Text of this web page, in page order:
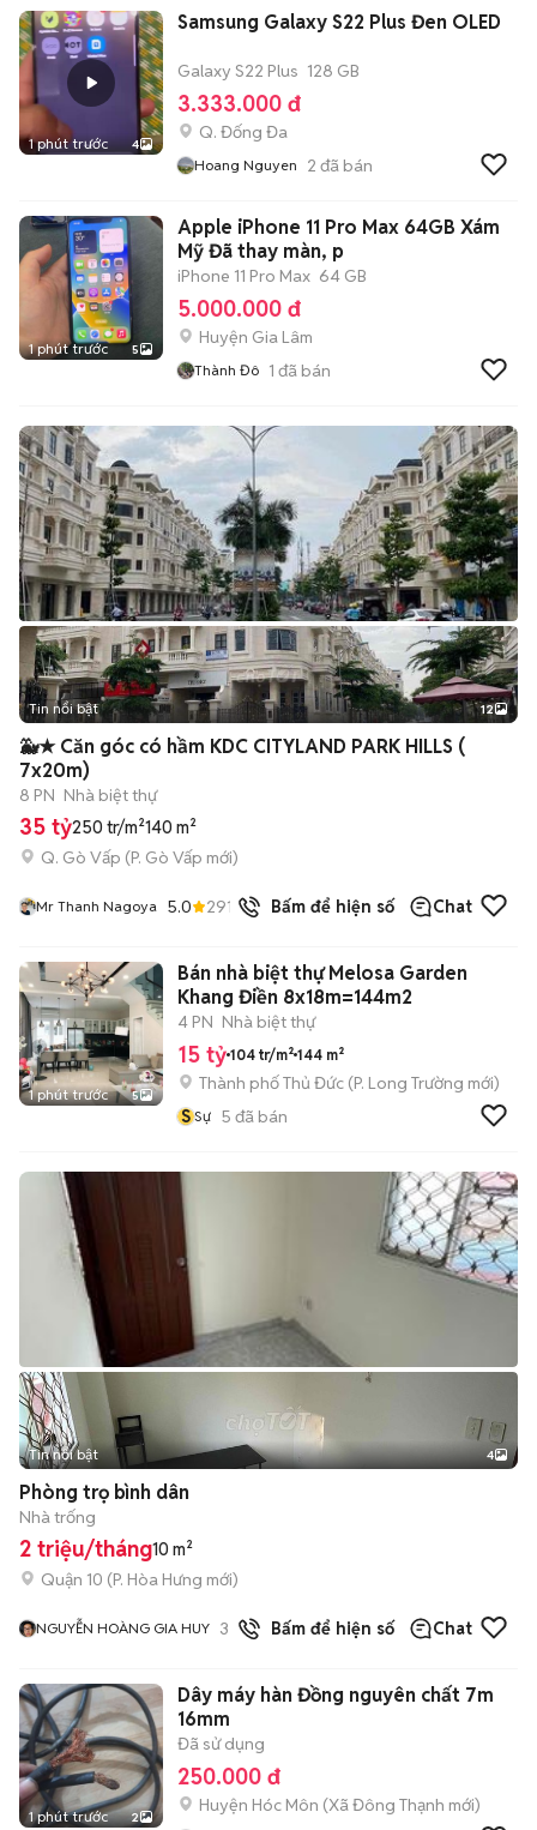
1 phút trước 4
Samsung Galaxy S22 Plus Đen OLED
Galaxy S22 Plus 128 GB
3.333.000 đ
Q. Đống Đa
Hoang Nguyen 2 đã bán
1 phút trước 5
Apple iPhone 11 Pro Max 64GB Xám
Mỹ Đã thay màn, p
iPhone 11 Pro Max 64 GB
5.000.000 đ
Huyện Gia Lâm
Thành Đô 1 đã bán
+2
Tin nổi bật 12
🐳★ Căn góc có hầm KDC CITYLAND PARK HILLS (
7x20m)
8 PN Nhà biệt thự
35 tỷ250 tr/m²140 m²
Q. Gò Vấp (P. Gò Vấp mới)
Mr Thanh Nagoya 5.0 291 đã bánBấm để hiện số Chat
1 phút trước 5
Bán nhà biệt thự Melosa Garden
Khang Điền 8x18m=144m2
4 PN Nhà biệt thự
15 tỷ 104 tr/m² 144 m²
Thành phố Thủ Đức (P. Long Trường mới)
S Sự 5 đã bán
Tin nổi bật 4
Phòng trọ bình dân
Nhà trống
2 triệu/tháng10 m²
Quận 10 (P. Hòa Hưng mới)
NGUYỄN HOÀNG GIA HUY 3 đã bánBấm để hiện số Chat
1 phút trước 2
Dây máy hàn Đồng nguyên chất 7m
16mm
Đã sử dụng
250.000 đ
Huyện Hóc Môn (Xã Đông Thạnh mới)